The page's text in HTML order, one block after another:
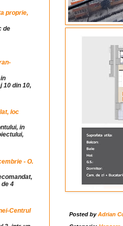
Posted byAdrian
proprie,
de
10 din 10,
loc
in
- O.
4
Centrul